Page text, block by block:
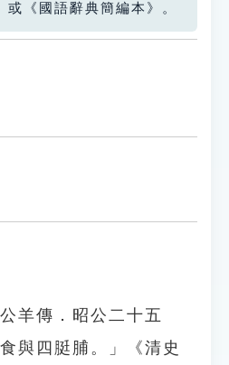
或《國語辭典簡編本》。
羊傳．昭公二十五
與四脡脯。」《清史